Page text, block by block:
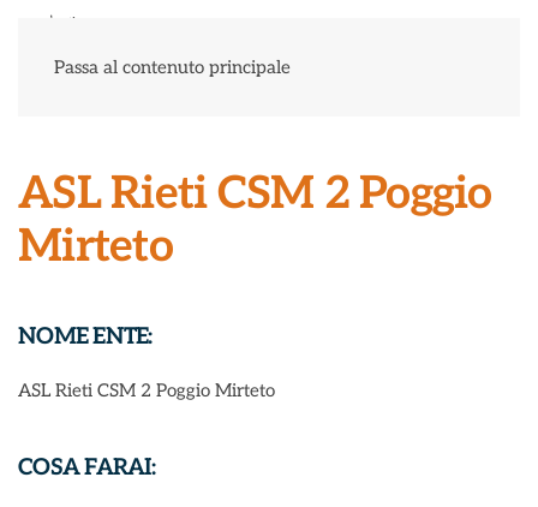
Passa al contenuto principale
ASL Rieti CSM 2 Poggio
Mirteto
NOME ENTE:
ASL Rieti CSM 2 Poggio Mirteto
COSA FARAI: